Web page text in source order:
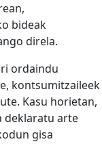
bideak
direla.
ordaindu
kontsumitzaileek
Kasu horietan,
deklaratu arte
gisa